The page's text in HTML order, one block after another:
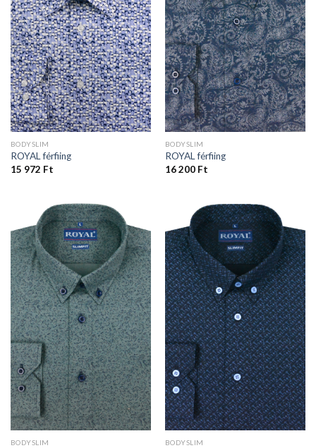
BODYSLIM
ROYAL férfiing
15 972 Ft
BODYSLIM
ROYAL férfiing
16 200 Ft
BODYSLIM BODYSLIM